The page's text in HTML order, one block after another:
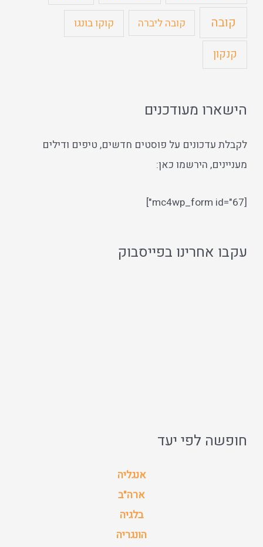
קובה קובה ליברה קוקו בונגו
קנקון
הישארו מעודכנים
לקבלת עדכונים על פוסטים חדשים, טיפים ודילים
מעניינים, הירשמו כאן:
[mc4wp_form id="67"]
עקבו אחרינו בפייסבוק
חופשה לפי יעד
אנגליה
ארה"ב
בלגיה
הונגריה